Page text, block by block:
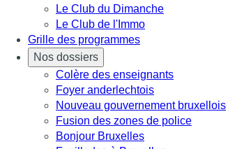
Le Club du Dimanche
Le Club de l'Immo
Grille des programmes
Nos dossiers
Colère des enseignants
Foyer anderlechtois
Nouveau gouvernement bruxellois
Fusion des zones de police
Bonjour Bruxelles